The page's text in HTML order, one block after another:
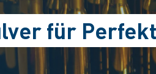
für